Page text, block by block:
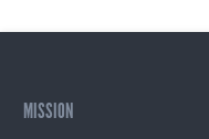
MISSION